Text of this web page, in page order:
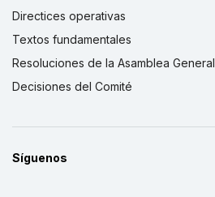
Directices operativas
Textos fundamentales
Resoluciones de la Asamblea General
Decisiones del Comité
Síguenos